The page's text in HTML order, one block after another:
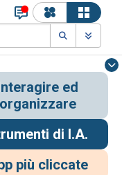
ed
organizzare
di I.A.
più cliccate